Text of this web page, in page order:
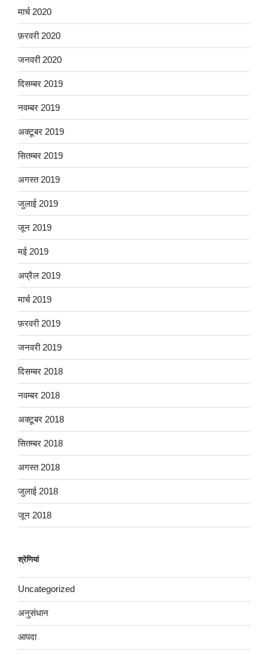
मार्च 2020
फ़रवरी 2020
जनवरी 2020
दिसम्बर 2019
नवम्बर 2019
अक्टूबर 2019
सितम्बर 2019
अगस्त 2019
जुलाई 2019
जून 2019
मई 2019
अप्रैल 2019
मार्च 2019
फ़रवरी 2019
जनवरी 2019
दिसम्बर 2018
नवम्बर 2018
अक्टूबर 2018
सितम्बर 2018
अगस्त 2018
जुलाई 2018
जून 2018
श्रेणियां
Uncategorized
अनुसंधान
आपदा